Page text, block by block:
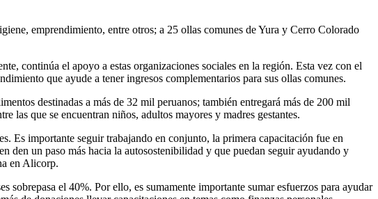
emprendimiento, entre otros; a 25 ollas comunes de Yura y Cerro Colorado
continúa el apoyo a estas organizaciones sociales en la región. Esta vez con el
que ayude a tener ingresos complementarios para sus ollas comunes.
destinadas a más de 32 mil peruanos; también entregará más de 200 mil
las que se encuentran niños, adultos mayores y madres gestantes.
Es importante seguir trabajando en conjunto, la primera capacitación fue en
den un paso más hacia la autosostenibilidad y que puedan seguir ayudando y
en Alicorp.
el 40%. Por ello, es sumamente importante sumar esfuerzos para ayudar